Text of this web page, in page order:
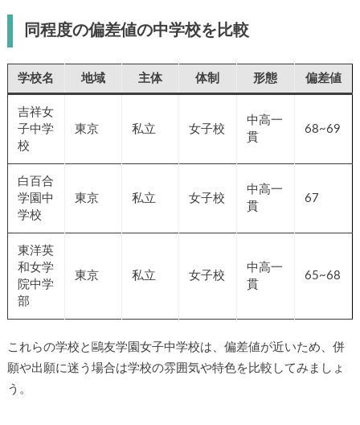
同程度の偏差値の中学校を比較
学校名 地域 主体 体制 形態 偏差値
吉祥女
子中学
校
東京 私立 女子校
中高一
貫
68~69
白百合
学園中
学校
東京 私立 女子校
中高一
貫
67
東洋英
和女学
院中学
部
東京 私立 女子校
中高一
貫
65~68
これらの学校と鷗友学園女子中学校は、偏差値が近いため、併
願や出願に迷う場合は学校の雰囲気や特色を比較してみましょ
う。